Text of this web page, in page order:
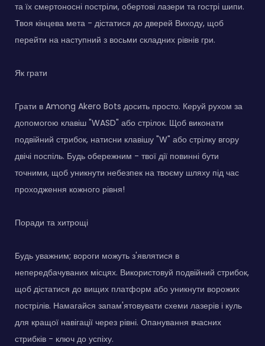
та їх смертоносні постріли, обертові лазери та гострі шипи.
Твоя кінцева мета - дістатися до дверей Виходу, щоб
перейти на наступний з восьми складних рівнів гри.
Як грати
Грати в Among Akero Bots досить просто. Керуй рухом за
допомогою клавіш "WASD" або стрілок. Щоб виконати
подвійний стрибок, натисни клавішу "W" або стрілку вгору
двічі поспіль. Будь обережним - твої дії повинні бути
точними, щоб уникнути небезпек на твоєму шляху під час
проходження кожного рівня!
Поради та хитрощі
Будь уважним; вороги можуть з'являтися в
непередбачуваних місцях. Використовуй подвійний стрибок,
щоб дістатися до вищих платформ або уникнути ворожих
пострілів. Намагайся запам'ятовувати схеми лазерів і куль
для кращої навігації через рівні. Опанування вчасних
стрибків - ключ до успіху.